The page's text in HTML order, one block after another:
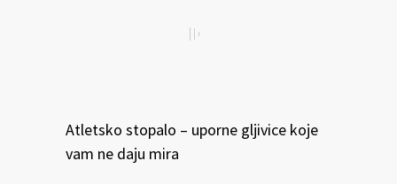
Atletsko stopalo – uporne gljivice koje
vam ne daju mira